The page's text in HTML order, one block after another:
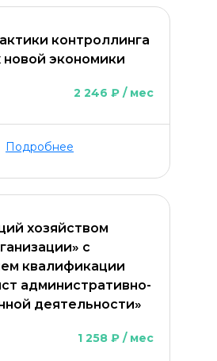
контроллинга
новой экономики
2 246 ₽ / мес
Подробнее
хозяйством
с
квалификации
административно-
деятельности»
1 258 ₽ / мес